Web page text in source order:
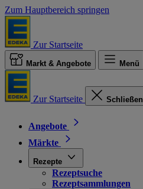
Zum Hauptbereich springen
Zur Startseite
Markt & Angebote Menü
Zur Startseite Schließen
Angebote
Märkte
Rezepte
Rezeptsuche
Rezeptsammlungen